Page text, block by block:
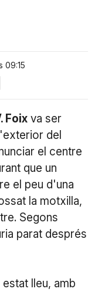
09:15
Foixva ser
del
el centre
que un
el peu d'una
la motxilla,
Segons
parat després
lleu, amb